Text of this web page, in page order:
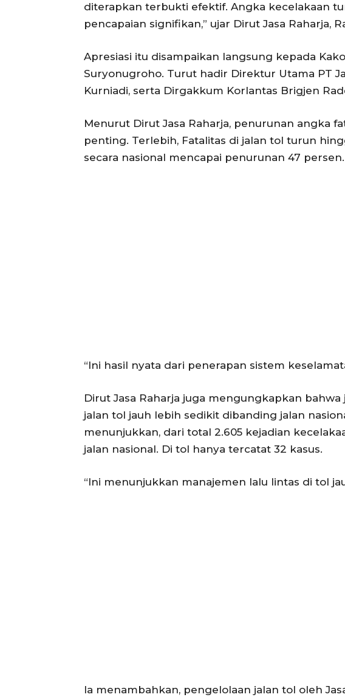
diterapkan terbukti efektif. Angka kecelakaan
pencapaian signifikan,” ujar Dirut Jasa Raharja,
Apresiasi itu disampaikan langsung kepada
Suryonugroho. Turut hadir Direktur Utama PT
Kurniadi, serta Dirgakkum Korlantas Brigjen
Menurut Dirut Jasa Raharja, penurunan angka
penting. Terlebih, Fatalitas di jalan tol turun
secara nasional mencapai penurunan 47 persen.
“Ini hasil nyata dari penerapan sistem
Dirut Jasa Raharja juga mengungkapkan
jalan tol jauh lebih sedikit dibanding jalan
menunjukkan, dari total 2.605 kejadian
jalan nasional. Di tol hanya tercatat 32 kasus.
“Ini menunjukkan manajemen lalu lintas di tol
Ia menambahkan, pengelolaan jalan tol oleh